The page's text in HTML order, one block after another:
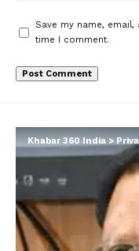
Save my name,
time I comment.
Khabar 360 India >